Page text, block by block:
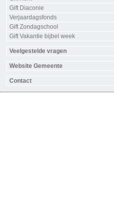
Gift Diaconie
Verjaardagsfonds
Gift Zondagschool
Gift Vakantie bijbel week
Veelgestelde vragen
Website Gemeente
Contact